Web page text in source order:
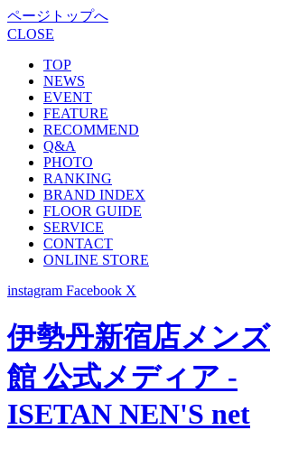
ページトップへ
CLOSE
TOP
NEWS
EVENT
FEATURE
RECOMMEND
Q&A
PHOTO
RANKING
BRAND INDEX
FLOOR GUIDE
SERVICE
CONTACT
ONLINE STORE
instagram Facebook X
伊勢丹新宿店メンズ
館 公式メディア -
ISETAN NEN'S net